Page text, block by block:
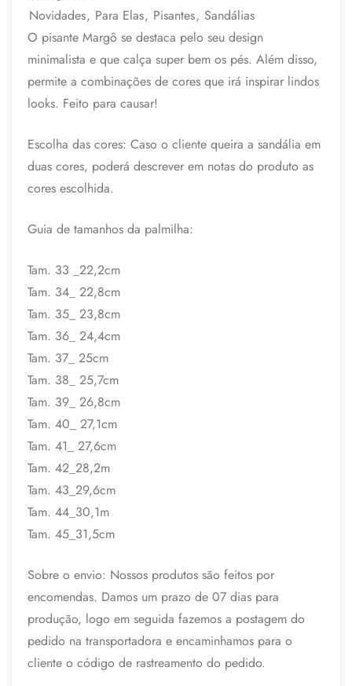
Novidades, Para Elas, Pisantes, Sandálias
O pisante Margô se destaca pelo seu design
minimalista e que calça super bem os pés. Além disso,
permite a combinações de cores que irá inspirar lindos
looks. Feito para causar!
Escolha das cores: Caso o cliente queira a sandália em
duas cores, poderá descrever em notas do produto as
cores escolhida.
Guia de tamanhos da palmilha:
Tam. 33 _22,2cm
Tam. 34_ 22,8cm
Tam. 35_ 23,8cm
Tam. 36_ 24,4cm
Tam. 37_ 25cm
Tam. 38_ 25,7cm
Tam. 39_ 26,8cm
Tam. 40_ 27,1cm
Tam. 41_ 27,6cm
Tam. 42_28,2m
Tam. 43_29,6cm
Tam. 44_30,1m
Tam. 45_31,5cm
Sobre o envio: Nossos produtos são feitos por
encomendas. Damos um prazo de 07 dias para
produção, logo em seguida fazemos a postagem do
pedido na transportadora e encaminhamos para o
cliente o código de rastreamento do pedido.